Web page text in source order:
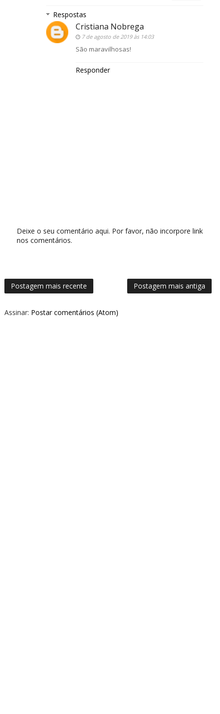
Respostas
Cristiana Nobrega
7 de agosto de 2019 às 14:03
São maravilhosas!
Responder
Deixe o seu comentário aqui. Por favor, não incorpore link
nos comentários.
Postagem mais recente Postagem mais antiga
Assinar: Postar comentários (Atom)